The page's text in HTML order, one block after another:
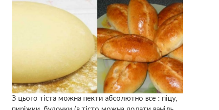
З цього тіста можна пекти абсолютно все : піцу,